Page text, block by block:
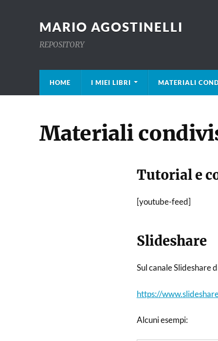
MARIO AGOSTINELLI
REPOSITORY
HOME I MIEI LIBRI MATERIALI
Materiali
Tutorial e
[youtube-feed]
Slideshare
Sul canale Slideshare
https://
Alcuni esempi: